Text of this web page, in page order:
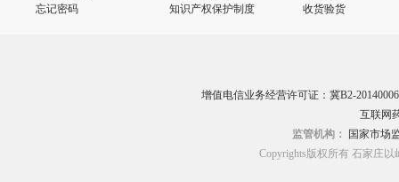
忘记密码
知识产权保护制度
收货验货
增值电信业务经营许可证：冀B2-20140006
互联网
监管机构：
国家市场
Copyrights版权所有 石家庄